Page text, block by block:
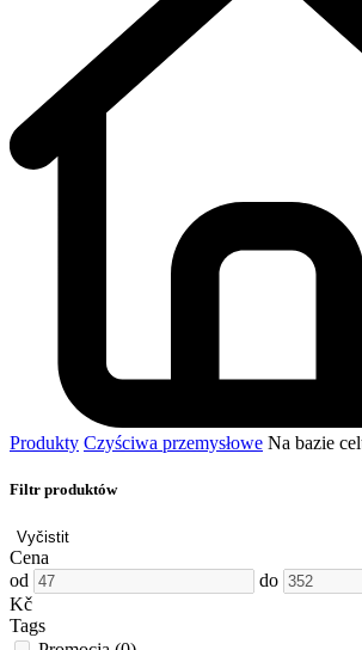
Produkty Czyściwa przemysłowe Na bazie
Filtr produktów
Vyčistit
Cena
od
do
Kč
Tags